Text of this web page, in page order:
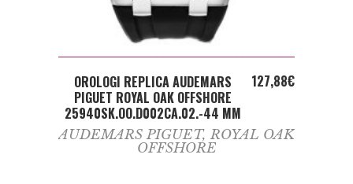
ADD TO CART
OROLOGI REPLICA AUDEMARS
PIGUET ROYAL OAK OFFSHORE
25940SK.OO.D002CA.02.-44 MM
127,88€
AUDEMARS PIGUET, ROYAL OAK
OFFSHORE